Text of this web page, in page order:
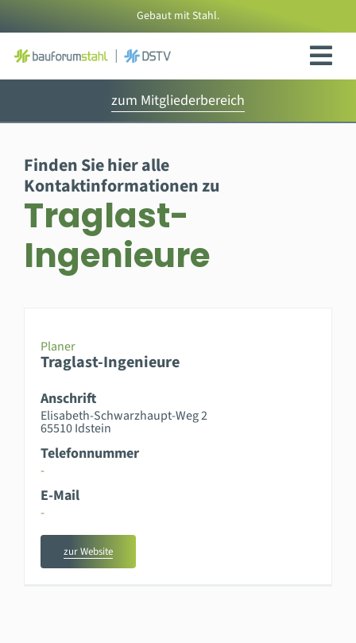
Inhalt
springen
Gebaut mit Stahl.
zum Mitgliederbereich
Finden Sie hier alle
Kontaktinformationen zu
Traglast-
Ingenieure
Planer
Traglast-Ingenieure
Anschrift
Elisabeth-Schwarzhaupt-Weg 2
65510 Idstein
Telefonnummer
-
E-Mail
-
zur Website